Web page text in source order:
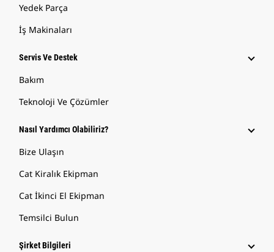
Yedek Parça
İş Makinaları
Servis Ve Destek
Bakım
Teknoloji Ve Çözümler
Nasıl Yardımcı Olabiliriz?
Bize Ulaşın
Cat Kiralık Ekipman
Cat İkinci El Ekipman
Temsilci Bulun
Şirket Bilgileri